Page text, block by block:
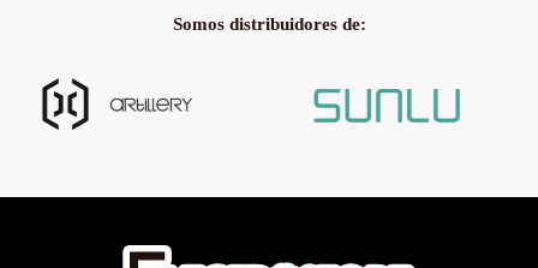
Somos distribuidores de: